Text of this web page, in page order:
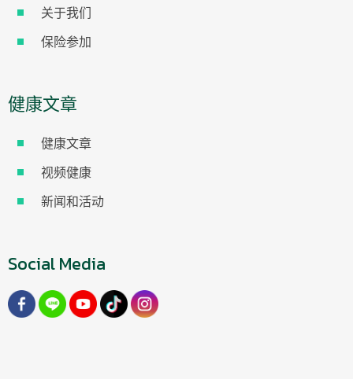
关于我们
保险参加
健康文章
健康文章
视频健康
新闻和活动
Social Media